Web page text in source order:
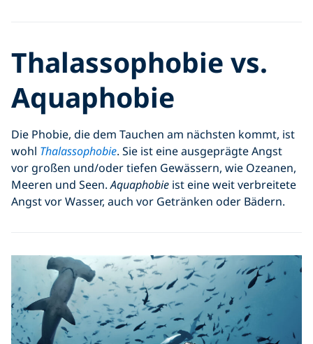
Thalassophobie vs.
Aquaphobie
Die Phobie, die dem Tauchen am nächsten kommt, ist
wohl Thalassophobie. Sie ist eine ausgeprägte Angst
vor großen und/oder tiefen Gewässern, wie Ozeanen,
Meeren und Seen.Aquaphobie ist eine weit verbreitete
Angst vor Wasser, auch vor Getränken oder Bädern.